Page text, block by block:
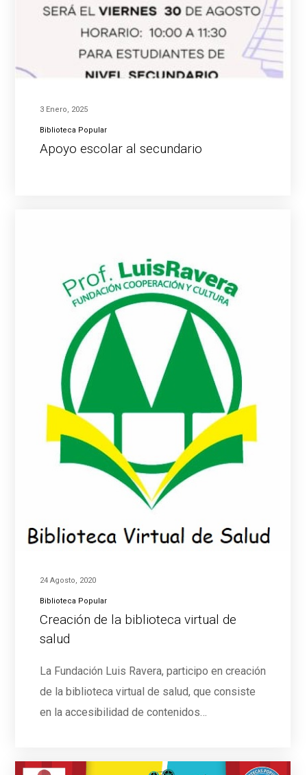
3 Enero, 2025
Biblioteca Popular
Apoyo escolar al secundario
24 Agosto, 2020
Biblioteca Popular
Creación de la biblioteca virtual de
salud
La Fundación Luis Ravera, participo en creación
de la biblioteca virtual de salud, que consiste
en la accesibilidad de contenidos…